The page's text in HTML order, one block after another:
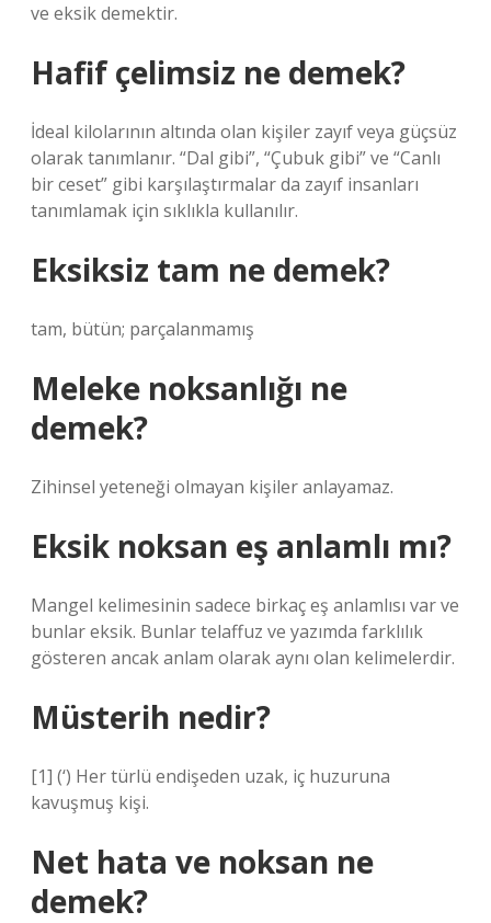
ve eksik demektir.
Hafif çelimsiz ne demek?
İdeal kilolarının altında olan kişiler zayıf veya güçsüz
olarak tanımlanır. “Dal gibi”, “Çubuk gibi” ve “Canlı
bir ceset” gibi karşılaştırmalar da zayıf insanları
tanımlamak için sıklıkla kullanılır.
Eksiksiz tam ne demek?
tam, bütün; parçalanmamış
Meleke noksanlığı ne
demek?
Zihinsel yeteneği olmayan kişiler anlayamaz.
Eksik noksan eş anlamlı mı?
Mangel kelimesinin sadece birkaç eş anlamlısı var ve
bunlar eksik. Bunlar telaffuz ve yazımda farklılık
gösteren ancak anlam olarak aynı olan kelimelerdir.
Müsterih nedir?
[1] (‘) Her türlü endişeden uzak, iç huzuruna
kavuşmuş kişi.
Net hata ve noksan ne
demek?